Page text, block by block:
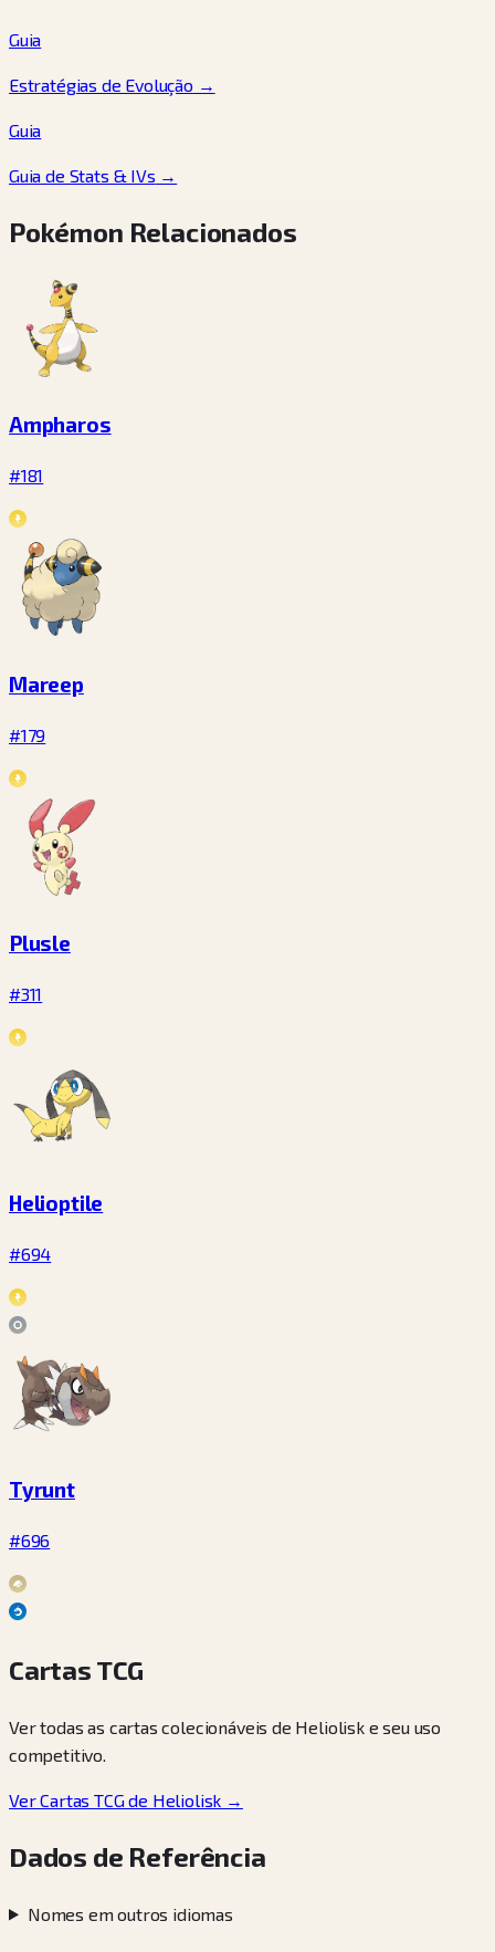
Guia
Estratégias de Evolução →
Guia
Guia de Stats & IVs →
Pokémon Relacionados
Ampharos
#181
Mareep
#179
Plusle
#311
Helioptile
#694
Tyrunt
#696
Cartas TCG
Ver todas as cartas colecionáveis de Heliolisk e seu uso
competitivo.
Ver Cartas TCG de Heliolisk →
Dados de Referência
Nomes em outros idiomas